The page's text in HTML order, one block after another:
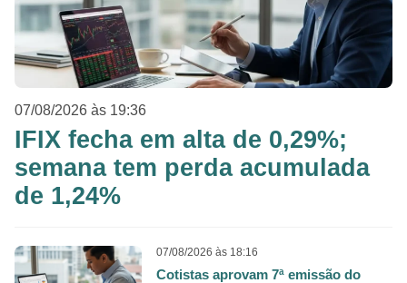
07/08/2026 às 19:36
IFIX fecha em alta de 0,29%;
semana tem perda acumulada
de 1,24%
07/08/2026 às 18:16
Cotistas aprovam 7ª emissão do